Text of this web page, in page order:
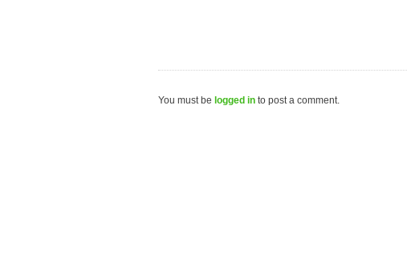
You must be logged in to post a comment.